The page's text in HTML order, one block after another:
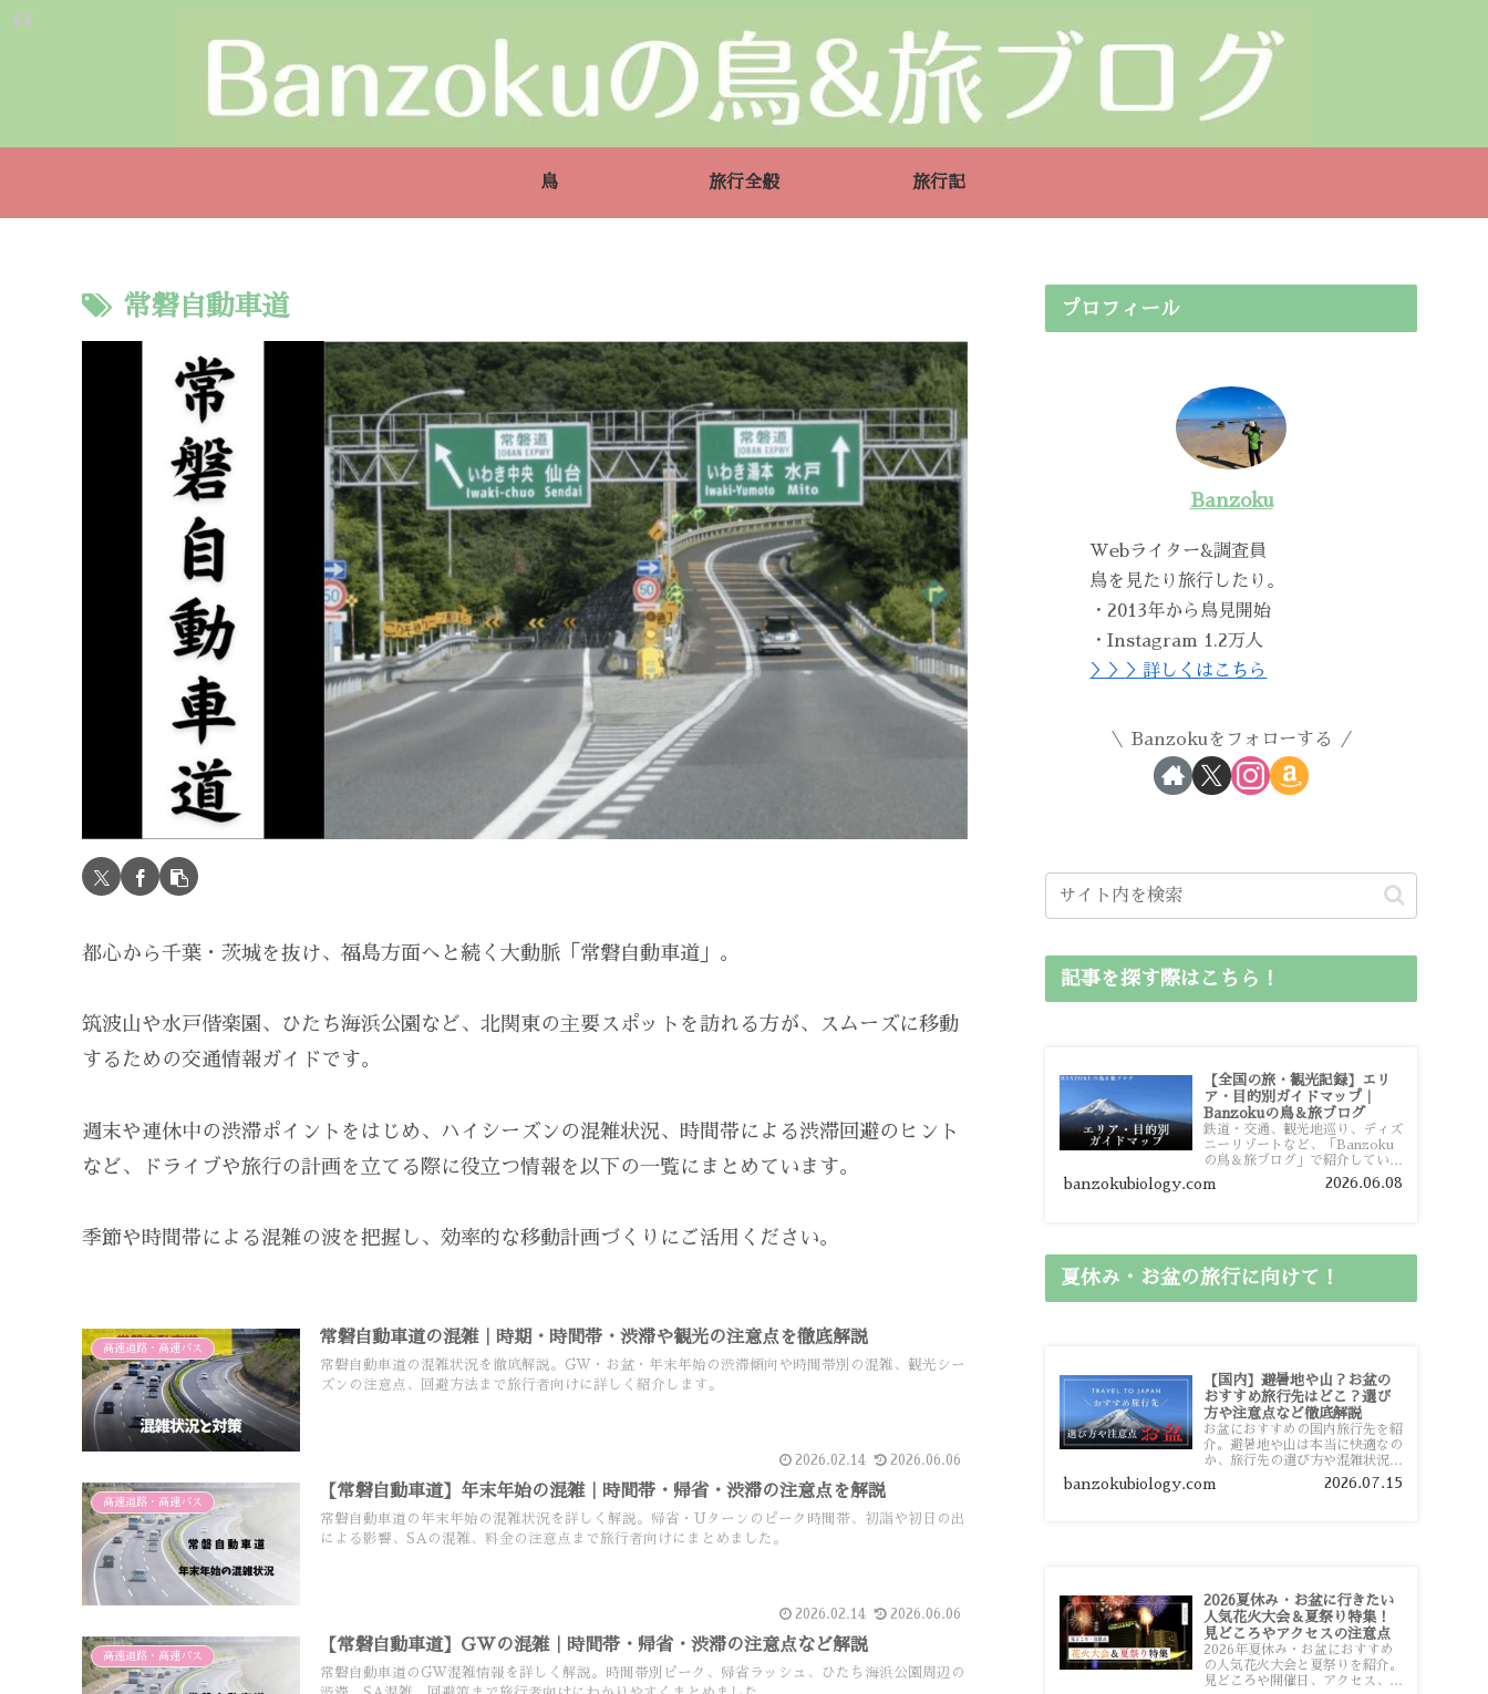
鳥 旅行全般 旅行記
常磐自動車道
都心から千葉・茨城を抜け、福島方面へと続く大動脈「常磐自動車道」。
筑波山や水戸偕楽園、ひたち海浜公園など、北関東の主要スポットを訪れる方が、スムーズに移動
するための交通情報ガイドです。
週末や連休中の渋滞ポイントをはじめ、ハイシーズンの混雑状況、時間帯による渋滞回避のヒント
など、ドライブや旅行の計画を立てる際に役立つ情報を以下の一覧にまとめています。
季節や時間帯による混雑の波を把握し、効率的な移動計画づくりにご活用ください。
高速道路・高速バス
常磐自動車道の混雑｜時期・時間帯・渋滞や観光の注意点を徹底解説
常磐自動車道の混雑状況を徹底解説。GW・お盆・年末年始の渋滞傾向や時間帯別の混雑、観光シー
ズンの注意点、回避方法まで旅行者向けに詳しく紹介します。
2026.02.14 2026.06.06
高速道路・高速バス
【常磐自動車道】年末年始の混雑｜時間帯・帰省・渋滞の注意点を解説
常磐自動車道の年末年始の混雑状況を詳しく解説。帰省・Uターンのピーク時間帯、初詣や初日の出
による影響、SAの混雑、料金の注意点まで旅行者向けにまとめました。
2026.02.14 2026.06.06
高速道路・高速バス
【常磐自動車道】GWの混雑｜時間帯・帰省・渋滞の注意点など解説
常磐自動車道のGW混雑情報を詳しく解説。時間帯別ピーク、帰省ラッシュ、ひたち海浜公園周辺の
プロフィール
Banzoku
Webライター&調査員
鳥を見たり旅行したり。
・2013年から鳥見開始
・Instagram 1.2万人
＞＞＞詳しくはこちら
Banzokuをフォローする
記事を探す際はこちら！
【全国の旅・観光記録】エリ
ア・目的別ガイドマップ｜
Banzokuの鳥＆旅ブログ
鉄道・交通、観光地巡り、ディズ
ニーリゾートなど、「Banzoku
の鳥＆旅ブログ」で紹介している
全国の旅行・観光記録をエリアや
目的別に整理しました。あなたが
banzokubiology.com 2026.06.08
夏休み・お盆の旅行に向けて！
【国内】避暑地や山？お盆の
おすすめ旅行先はどこ？選び
方や注意点など徹底解説
お盆におすすめの国内旅行先を紹
介。避暑地や山は本当に快適なの
か、旅行先の選び方や混雑状況、
注意点、比較的混雑を避けやすい
おすすめスポットまで旅行前に役
banzokubiology.com 2026.07.15
2026夏休み・お盆に行きたい
人気花火大会＆夏祭り特集！
見どころやアクセスの注意点
2026年夏休み・お盆におすすめ
の人気花火大会と夏祭りを紹介。
見どころや開催日、アクセス、混